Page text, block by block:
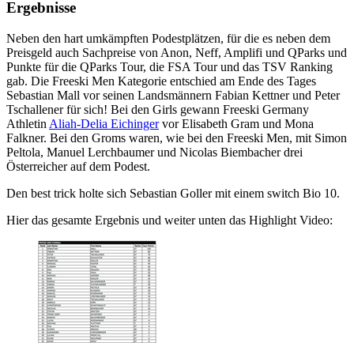
Ergebnisse
Neben den hart umkämpften Podestplätzen, für die es neben dem
Preisgeld auch Sachpreise von Anon, Neff, Amplifi und QParks und
Punkte für die QParks Tour, die FSA Tour und das TSV Ranking
gab. Die Freeski Men Kategorie entschied am Ende des Tages
Sebastian Mall vor seinen Landsmännern Fabian Kettner und Peter
Tschallener für sich! Bei den Girls gewann Freeski Germany
Athletin Aliah-Delia Eichingervor Elisabeth Gram und Mona
Falkner. Bei den Groms waren, wie bei den Freeski Men, mit Simon
Peltola, Manuel Lerchbaumer und Nicolas Biembacher drei
Österreicher auf dem Podest.
Den best trick holte sich Sebastian Goller mit einem switch Bio 10.
Hier das gesamte Ergebnis und weiter unten das Highlight Video: